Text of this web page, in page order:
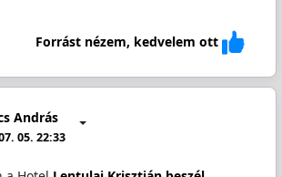
Forrást nézem, kedvelem ott
András
05. 22:33